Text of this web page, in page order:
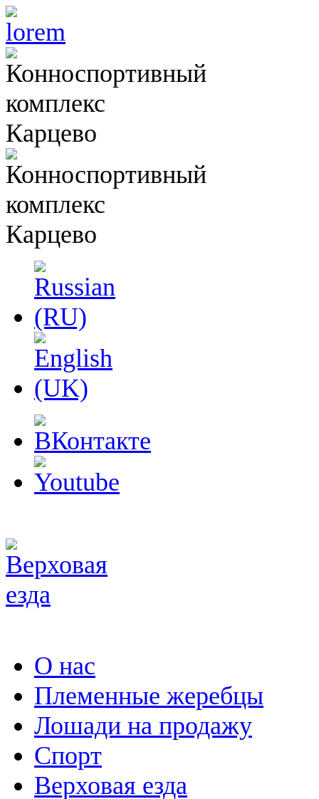
О нас
Племенные жеребцы
Лошади на продажу
Спорт
Верховая езда